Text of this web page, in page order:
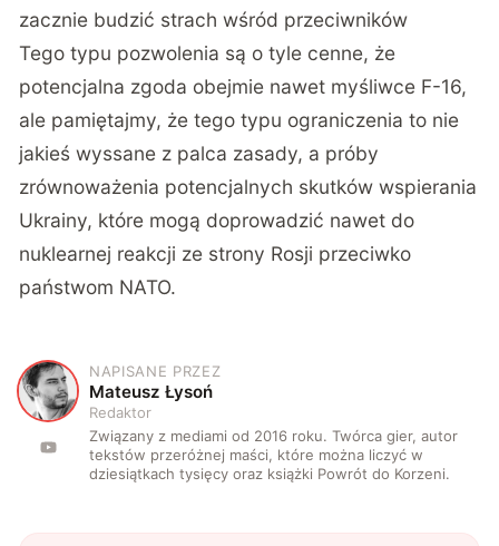
zacznie budzić strach wśród przeciwników
Tego typu pozwolenia są o tyle cenne, że
potencjalna zgoda obejmie nawet myśliwce F-16,
ale pamiętajmy, że tego typu ograniczenia to nie
jakieś wyssane z palca zasady, a próby
zrównoważenia potencjalnych skutków wspierania
Ukrainy, które mogą doprowadzić nawet do
nuklearnej reakcji ze strony Rosji przeciwko
państwom NATO.
M
NAPISANE PRZEZ
Mateusz Łysoń
Redaktor
Związany z mediami od 2016 roku. Twórca gier, autor
tekstów przeróżnej maści, które można liczyć w
dziesiątkach tysięcy oraz książki Powrót do Korzeni.